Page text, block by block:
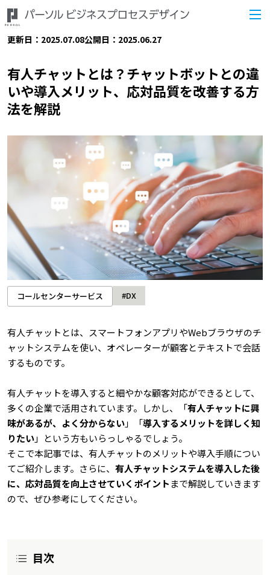
更新日：2025.07.08公開日：2025.06.27
有人チャットとは？チャットボットとの違
いや導入メリット、応対品質を改善する方
法を解説
コールセンターサービス #DX
有人チャットとは、スマートフォンアプリやWebブラウザのチ
ャットシステムを使い、オペレーターが顧客とテキストで会話
するものです。
有人チャットを導入すると細やかな顧客対応ができるとして、
多くの企業で活用されています。しかし、「有人チャットに興
味があるが、よく分からない」「導入するメリットを詳しく知
りたい」という方もいらっしゃるでしょう。
そこで本記事では、有人チャットのメリットや導入手順につい
てご紹介します。さらに、 有人チャットシステムを導入した後
に、応対品質を向上させていくポイント まで解説していきます
ので、ぜひ参考にしてください。
目次